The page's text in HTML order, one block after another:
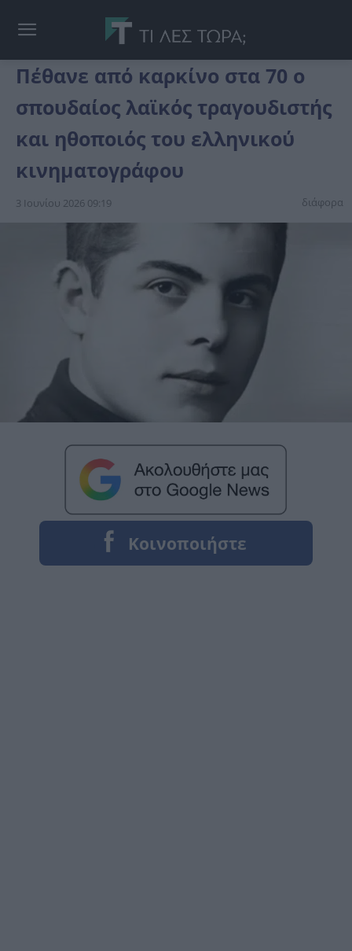
Πέθανε από καρκίνο στα 70 ο
σπουδαίος λαϊκός τραγουδιστής
και ηθοποιός του ελληνικού
κινηματογράφου
3 Ιουνίου 2026 09:19 διάφορα